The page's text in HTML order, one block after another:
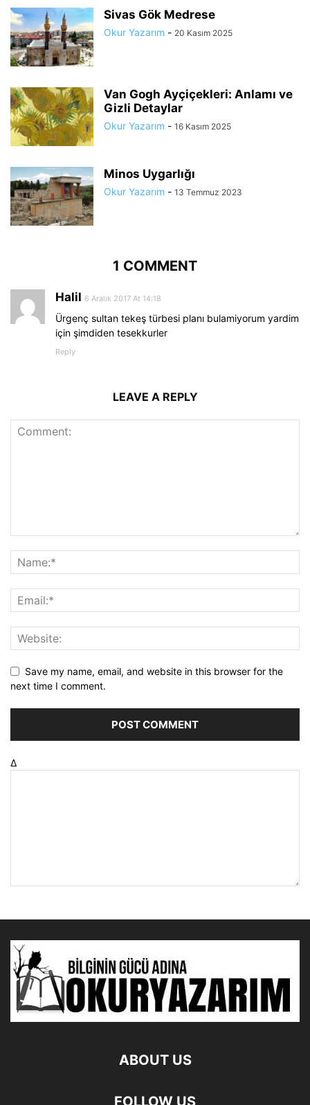
Sivas Gök Medrese
Okur Yazarım - 20 Kasım 2025
Van Gogh Ayçiçekleri: Anlamı ve
Gizli Detaylar
Okur Yazarım - 16 Kasım 2025
Minos Uygarlığı
Okur Yazarım - 13 Temmuz 2023
1 COMMENT
Halil 6 Aralık 2017 At 14:18
Ürgenç sultan tekeş türbesi planı bulamiyorum yardim
için şimdiden tesekkurler
Reply
LEAVE A REPLY
Save my name, email, and website in this browser for the
next time I comment.
Δ
ABOUT US
FOLLOW US